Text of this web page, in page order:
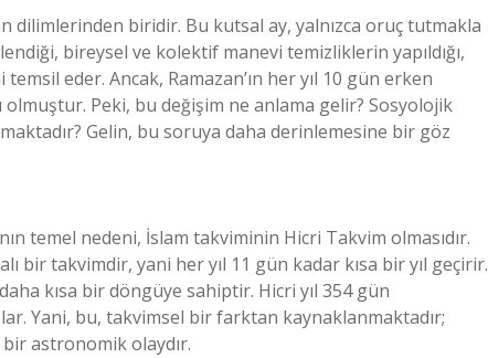
dilimlerinden biridir. Bu kutsal ay, yalnızca oruç tutmakla
bireysel ve kolektif manevi temizliklerin yapıldığı,
eder. Ancak, Ramazan’ın her yıl 10 gün erken
Peki, bu değişim ne anlama gelir? Sosyolojik
Gelin, bu soruya daha derinlemesine bir göz
temel nedeni, İslam takviminin Hicri Takvim olmasıdır.
bir takvimdir, yani her yıl 11 gün kadar kısa bir yıl geçirir.
kısa bir döngüye sahiptir. Hicri yıl 354 gün
Yani, bu, takvimsel bir farktan kaynaklanmaktadır;
astronomik olaydır.